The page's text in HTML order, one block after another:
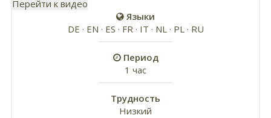
Перейти к видео
Языки
DE · EN · ES · FR · IT · NL · PL · RU
Период
1 час
Трудность
Низкий